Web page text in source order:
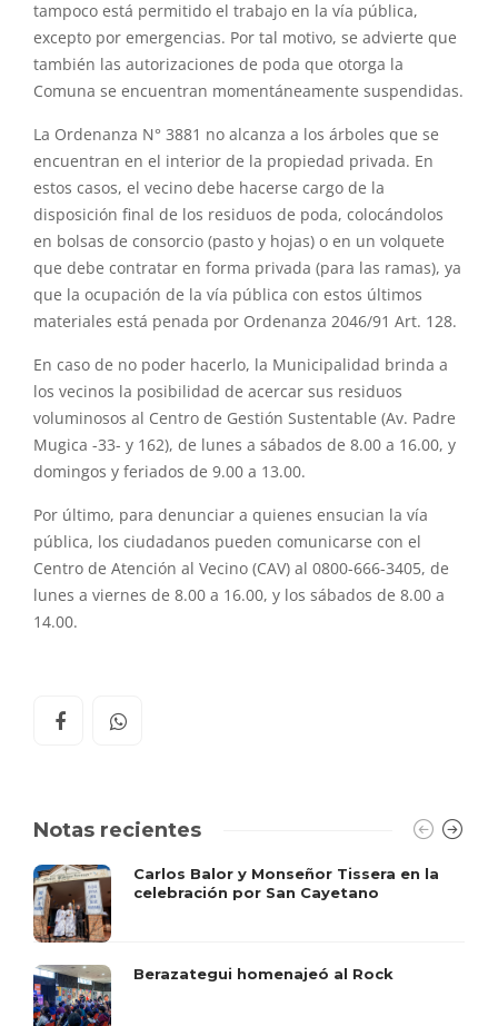
tampoco está permitido el trabajo en la vía pública,
excepto por emergencias. Por tal motivo, se advierte que
también las autorizaciones de poda que otorga la
Comuna se encuentran momentáneamente suspendidas.
La Ordenanza N° 3881 no alcanza a los árboles que se
encuentran en el interior de la propiedad privada. En
estos casos, el vecino debe hacerse cargo de la
disposición final de los residuos de poda, colocándolos
en bolsas de consorcio (pasto y hojas) o en un volquete
que debe contratar en forma privada (para las ramas), ya
que la ocupación de la vía pública con estos últimos
materiales está penada por Ordenanza 2046/91 Art. 128.
En caso de no poder hacerlo, la Municipalidad brinda a
los vecinos la posibilidad de acercar sus residuos
voluminosos al Centro de Gestión Sustentable (Av. Padre
Mugica -33- y 162), de lunes a sábados de 8.00 a 16.00, y
domingos y feriados de 9.00 a 13.00.
Por último, para denunciar a quienes ensucian la vía
pública, los ciudadanos pueden comunicarse con el
Centro de Atención al Vecino (CAV) al 0800-666-3405, de
lunes a viernes de 8.00 a 16.00, y los sábados de 8.00 a
14.00.
Notas recientes
Carlos Balor y Monseñor Tissera en la
celebración por San Cayetano
Berazategui homenajeó al Rock